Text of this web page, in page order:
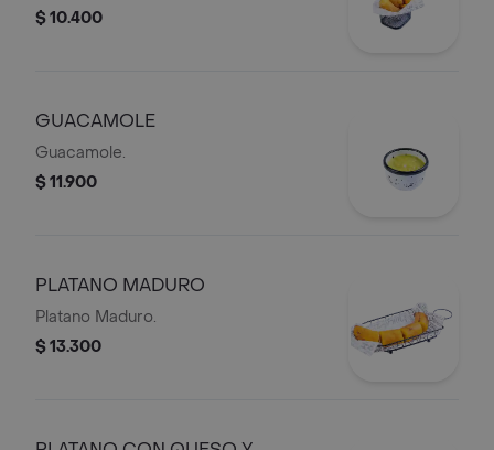
$ 10.400
GUACAMOLE
Guacamole.
$ 11.900
PLATANO MADURO
Platano Maduro.
$ 13.300